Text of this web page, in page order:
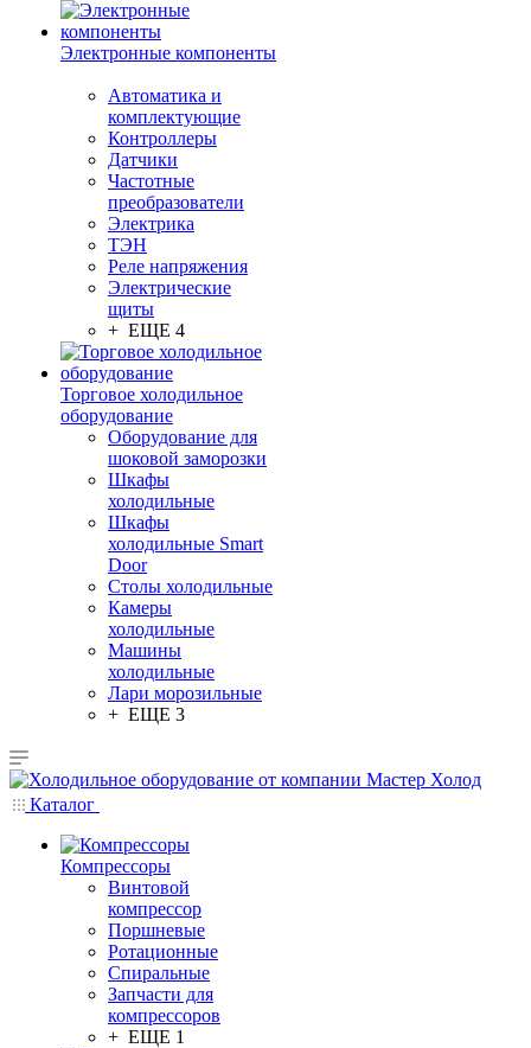
Электронные компоненты
Автоматика и
комплектующие
Контроллеры
Датчики
Частотные
преобразователи
Электрика
ТЭН
Реле напряжения
Электрические
щиты
+ ЕЩЕ 4
Торговое холодильное
оборудование
Оборудование для
шоковой заморозки
Шкафы
холодильные
Шкафы
холодильные Smart
Door
Столы холодильные
Камеры
холодильные
Машины
холодильные
Лари морозильные
+ ЕЩЕ 3
Каталог
Компрессоры
Винтовой
компрессор
Поршневые
Ротационные
Спиральные
Запчасти для
компрессоров
+ ЕЩЕ 1